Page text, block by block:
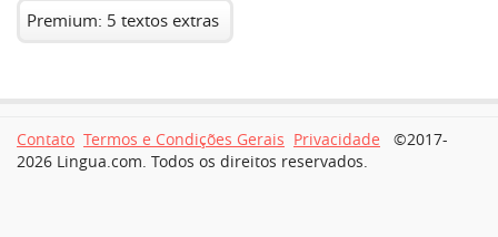
Premium: 5 textos extras
Contato Termos e Condições Gerais Privacidade
©2017-
2026 Lingua.com. Todos os direitos reservados.